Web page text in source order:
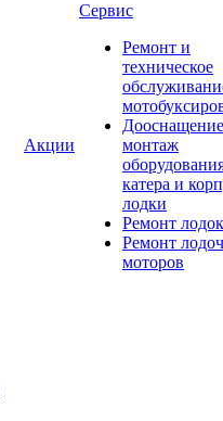
Акции
Сервис
Ремонт и
техническое
монтаж
катера и
лодки
Ремонт
Ремонт
моторов